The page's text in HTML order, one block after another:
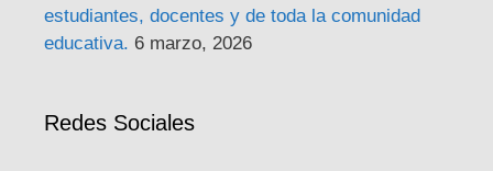
estudiantes, docentes y de toda la comunidad
educativa. 6 marzo, 2026
Redes Sociales